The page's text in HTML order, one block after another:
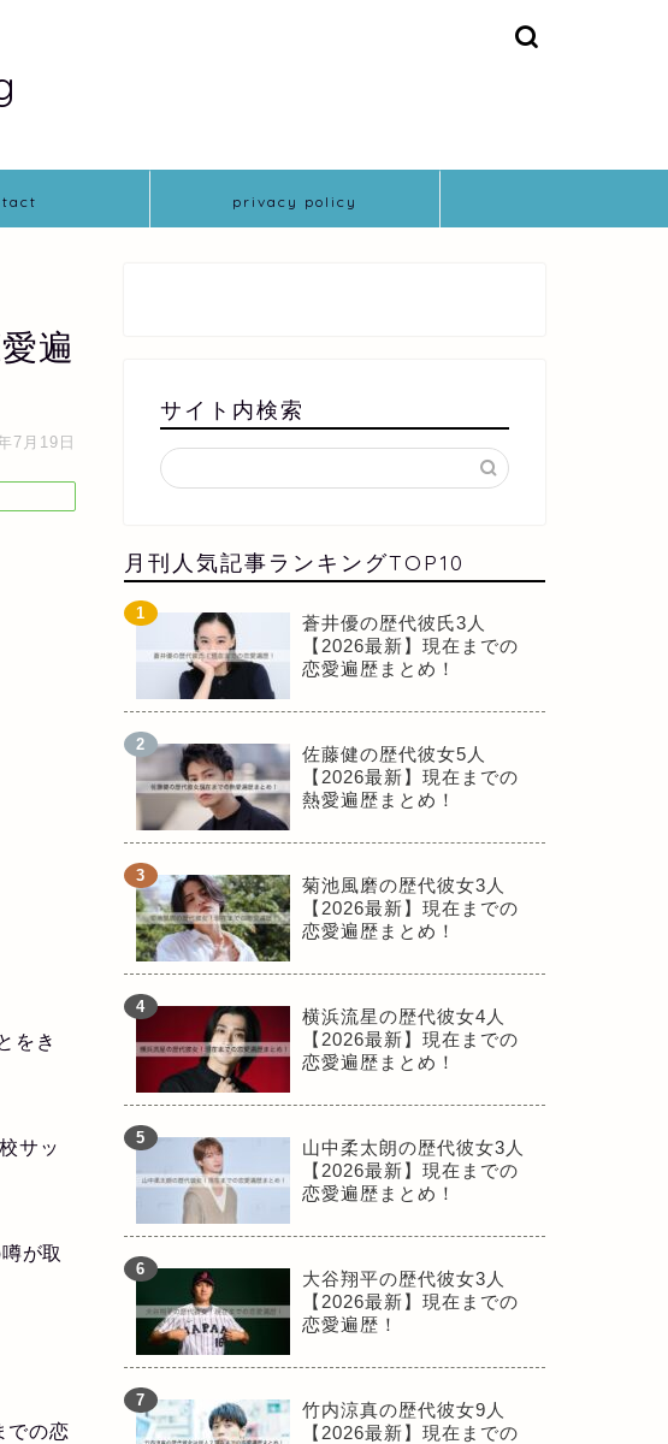
privacy policy
遍
7月19日
をき
サッ
が取
での恋
サイト内検索
月刊人気記事ランキングTOP10
蒼井優の歴代彼氏3人
【2026最新】現在までの
恋愛遍歴まとめ！
佐藤健の歴代彼女5人
【2026最新】現在までの
熱愛遍歴まとめ！
菊池風磨の歴代彼女3人
【2026最新】現在までの
恋愛遍歴まとめ！
横浜流星の歴代彼女4人
【2026最新】現在までの
恋愛遍歴まとめ！
山中柔太朗の歴代彼女3人
【2026最新】現在までの
恋愛遍歴まとめ！
大谷翔平の歴代彼女3人
【2026最新】現在までの
恋愛遍歴！
竹内涼真の歴代彼女9人
【2026最新】現在までの